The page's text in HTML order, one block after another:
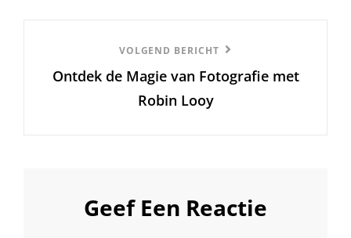
Bericht
VOLGEND BERICHT
Ontdek de Magie van Fotografie met
Robin Looy
Geef Een Reactie